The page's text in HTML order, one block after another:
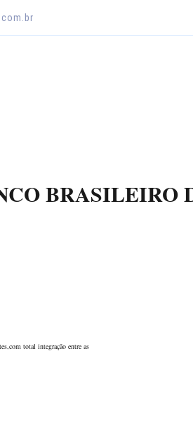
BRASILEIRO
total integração entre as